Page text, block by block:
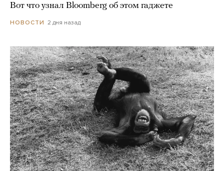
Вот что узнал Bloomberg об этом гаджете
НОВОСТИ 2 дня назад